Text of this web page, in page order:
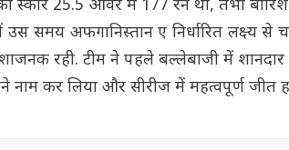
स्कोर 25.5 ओवर में 177 रन था, तभी
समय अफगानिस्तान ए निर्धारित लक्ष्य
रही. टीम ने पहले बल्लेबाजी में
कर लिया और सीरीज में महत्वपूर्ण जीत